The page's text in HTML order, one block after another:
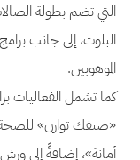
التي تضم بطولة
البلوت، إلى جانب
الموهوبين.
كما تشمل الفعاليات
«صيفك توازن»
أمانة»، إضافةً إلى